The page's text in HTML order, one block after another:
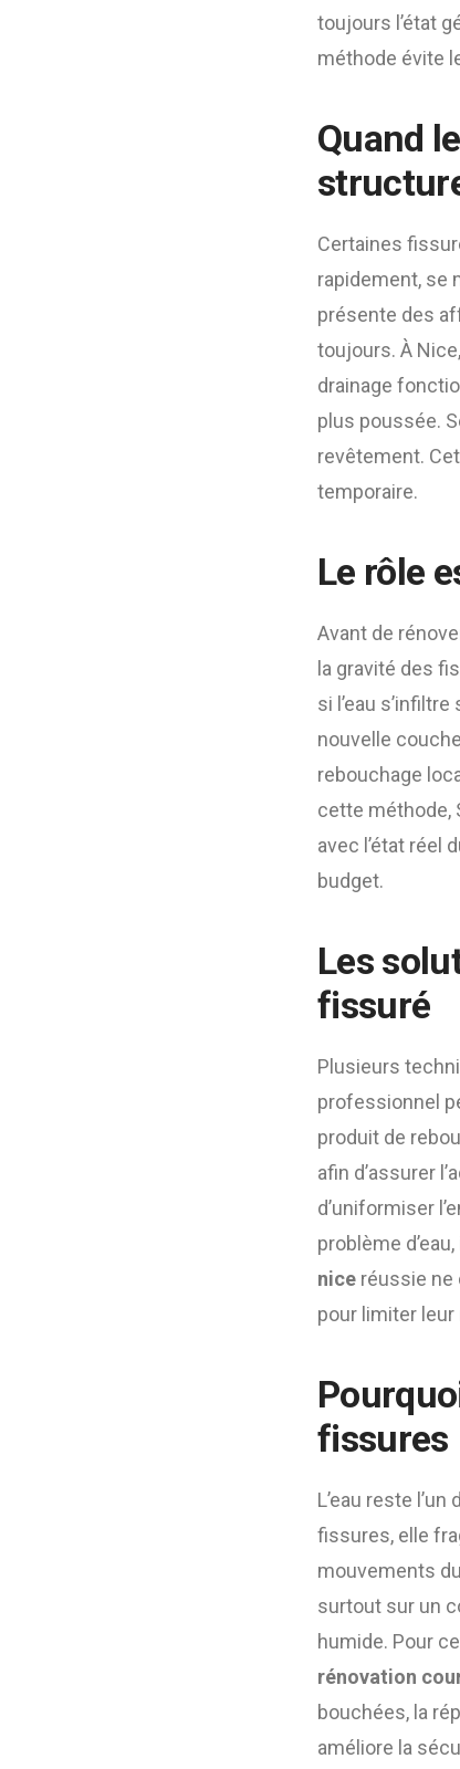
toujours l’état
méthode évite
Quand
Certaines
rapidement, se
présente des
toujours. À
drainage
plus poussée.
revêtement.
temporaire.
Le rôle
Avant de
la gravité des
si l’eau
nouvelle
rebouchage
cette méthode,
avec l’état réel
budget.
Les
fissuré
Plusieurs
professionnel
produit de
afin d’assurer
d’uniformiser
problème
nice réussie ne
pour limiter leur
fissures
L’eau reste
fissures, elle
mouvements
surtout sur un
humide. Pour
rénovation
bouchées, la
améliore la